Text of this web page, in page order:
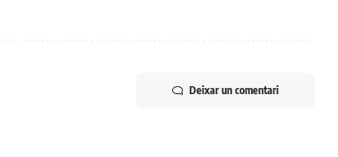
Deixar un comentari